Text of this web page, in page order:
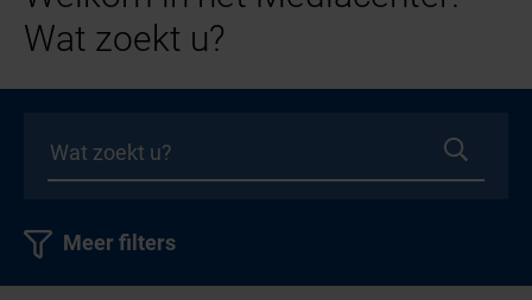
Wat zoekt u?
Meer filters